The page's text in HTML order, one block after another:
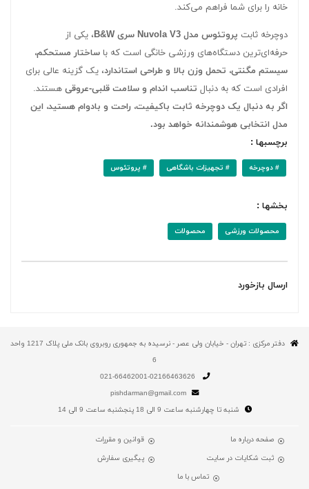
خانه را برای شما فراهم می‌کند.
دوچرخه ثابت پروتئوس مدل Nuvola V3 سری B&W
، یکی از
حرفه‌ای‌ترین دستگاه‌های ورزشی خانگی است که با ساختار مستحکم،
سیستم مگنتی، تحمل وزن بالا و طراحی استاندارد، یک گزینه عالی برای
افرادی است که به دنبال تناسب اندام و سلامت قلبی-عروقی هستند.
اگر به دنبال یک دوچرخه ثابت باکیفیت، راحت و بادوام هستید، این
مدل انتخابی هوشمندانه خواهد بود.
برچسبها :
# دوچرخه # تجهیزات باشگاهی # پروتئوس
بخشها :
محصولات ورزشی محصولات
ارسال بازخورد
دفتر مرکزی : تهران - خیابان ولی عصر - نرسیده به جمهوری روبروی بانک ملی پلاک 1217 واحد
6
pishdarman@gmail.com
شنبه تا چهارشنبه ساعت 9 الی 18 پنجشنبه ساعت 9 الی 14
صفحه درباره ما
قوانین و مقررات
ثبت شکایات در سایت
پیگیری سفارش
تماس با ما